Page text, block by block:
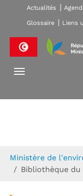
Skip to main
Aller au contenu
Skip to page footer
Actualités
Glossaire Liens
Ministère de
Bibliothèque